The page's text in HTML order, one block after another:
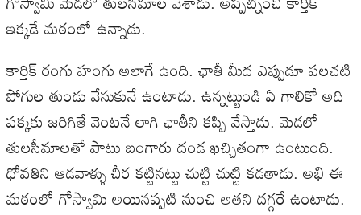
ఇక్కడే మఠంలో ఉన్నాడు.
కార్తిక్ రంగు హంగు అలాగే ఉంది. ఛాతీ మీద ఎప్పుడూ పలచటి
పోగుల తుండు వేసుకునే ఉంటాడు. ఉన్నట్టుండి ఏ గాలికో అది
పక్కకు జరిగితే వెంటనే లాగి ఛాతీని కప్పి వేస్తాడు. మెడలో
తులసీమాలతో పాటు బంగారు దండ ఖచ్చితంగా ఉంటుంది.
ధోవతిని ఆడవాళ్ళు చీర కట్టినట్టు చుట్టి చుట్టి కడతాడు. అభి ఈ
మఠంలో గోస్వామి అయినప్పటి నుంచి అతని దగ్గరే ఉంటాడు.